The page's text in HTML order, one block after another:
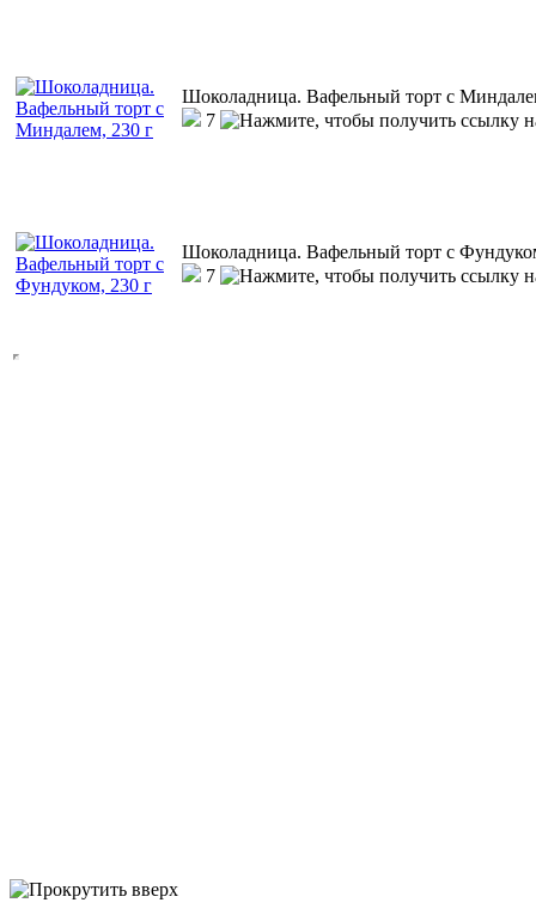
Шоколадница. Вафельный торт с
7
Шоколадница. Вафельный торт с
7